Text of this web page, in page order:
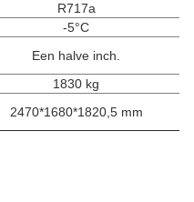
R717a
-5°C
Een halve inch.
1830 kg
2470*1680*1820,5 mm